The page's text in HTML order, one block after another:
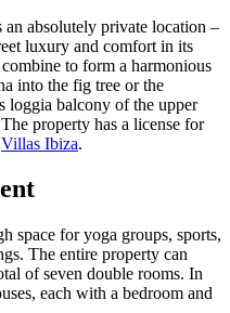
absolutely private location –
luxury and comfort in its
to form a harmonious
into the fig tree or the
loggia balcony of the upper
property has a license for
Villas Ibiza.
space for yoga groups, sports,
The entire property can
of seven double rooms. In
each with a bedroom and